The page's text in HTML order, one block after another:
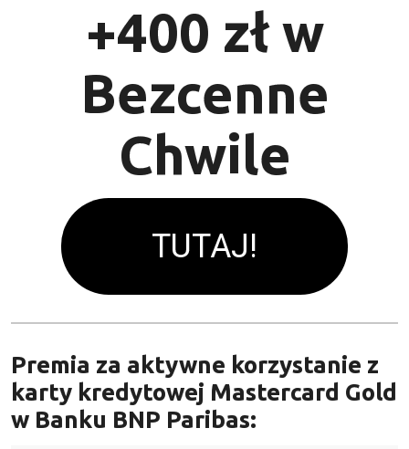
+400 zł w
Bezcenne
Chwile
TUTAJ!
Premia za aktywne korzystanie z
karty kredytowej Mastercard Gold
w Banku BNP Paribas: